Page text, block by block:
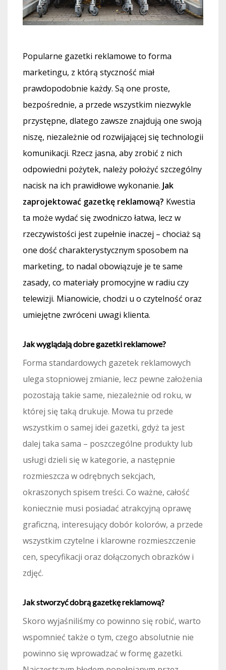
Popularne gazetki reklamowe to forma
marketingu, z którą styczność miał
prawdopodobnie każdy. Są one proste,
bezpośrednie, a przede wszystkim niezwykle
przystępne, dlatego zawsze znajdują one swoją
niszę, niezależnie od rozwijającej się technologii
komunikacji. Rzecz jasna, aby zrobić z nich
odpowiedni pożytek, należy położyć szczególny
nacisk na ich prawidłowe wykonanie. Jak
zaprojektować gazetkę reklamową? Kwestia
ta może wydać się zwodniczo łatwa, lecz w
rzeczywistości jest zupełnie inaczej – chociaż są
one dość charakterystycznym sposobem na
marketing, to nadal obowiązuje je te same
zasady, co materiały promocyjne w radiu czy
telewizji. Mianowicie, chodzi u o czytelność oraz
umiejętne zwróceni uwagi klienta.
Jak wyglądają dobregazetki reklamowe?
Forma standardowych gazetek reklamowych
ulega stopniowej zmianie, lecz pewne założenia
pozostają takie same, niezależnie od roku, w
której się taką drukuje. Mowa tu przede
wszystkim o samej idei gazetki, gdyż ta jest
dalej taka sama – poszczególne produkty lub
usługi dzieli się w kategorie, a następnie
rozmieszcza w odrębnych sekcjach,
okraszonych spisem treści. Co ważne, całość
koniecznie musi posiadać atrakcyjną oprawę
graficzną, interesujący dobór kolorów, a przede
wszystkim czytelne i klarowne rozmieszczenie
cen, specyfikacji oraz dołączonych obrazków i
zdjęć.
Jak stworzyć dobrą gazetkę reklamową?
Skoro wyjaśniliśmy co powinno się robić, warto
wspomnieć także o tym, czego absolutnie nie
powinno się wprowadzać w formę gazetki.